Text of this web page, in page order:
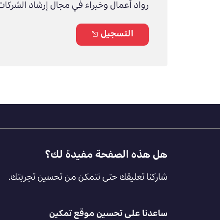
رواد أعمال وخبراء في مجال إرشاد
التسجيل
Footer
Feedback
[AR]
هل هذه الصفحة مفيدة لك؟
شاركنا تعليقك حتى نتمكن من تحسين تجربتك.
ساعدنا على تحسين موقع تمكين